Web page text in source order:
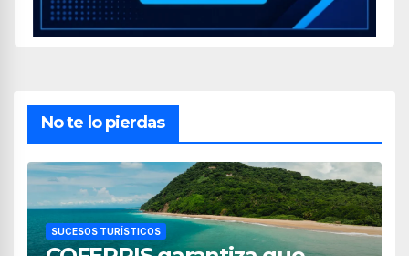
No te lo pierdas
SUCESOS TURÍSTICOS